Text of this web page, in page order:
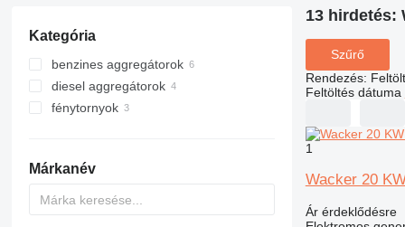
Kategória
benzines aggregátorok
diesel aggregátorok
fénytornyok
Márkanév
13 hirdetés:
Szűrő
Rendezés:
Feltöltés dátuma
1
Wacker 20
Ár érdeklődésre